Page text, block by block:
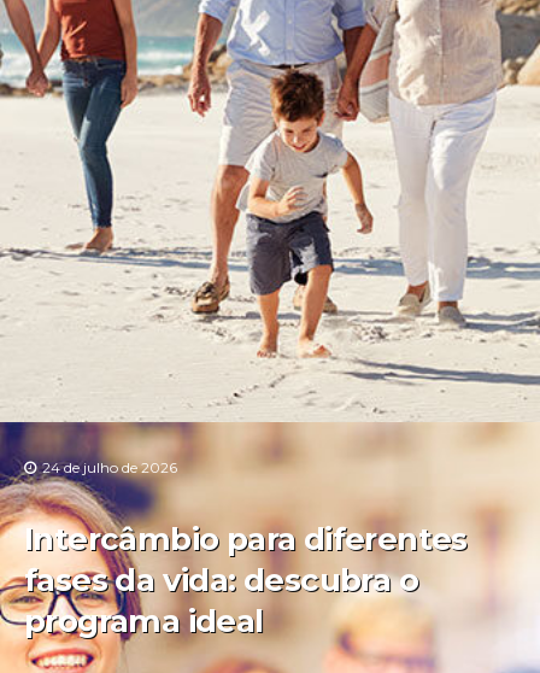
24 de julho de 2026
Intercâmbio para diferentes
fases da vida: descubra o
programa ideal